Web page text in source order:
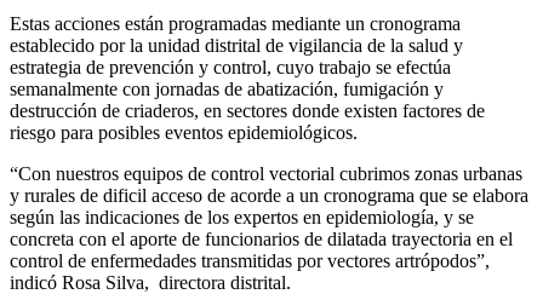
Estas acciones están programadas mediante un cronograma
establecido por la unidad distrital de vigilancia de la salud y
estrategia de prevención y control, cuyo trabajo se efectúa
semanalmente con jornadas de abatización, fumigación y
destrucción de criaderos, en sectores donde existen factores de
riesgo para posibles eventos epidemiológicos.
“Con nuestros equipos de control vectorial cubrimos zonas urbanas
y rurales de dificil acceso de acorde a un cronograma que se elabora
según las indicaciones de los expertos en epidemiología, y se
concreta con el aporte de funcionarios de dilatada trayectoria en el
control de enfermedades transmitidas por vectores artrópodos”,
indicó Rosa Silva, directora distrital.